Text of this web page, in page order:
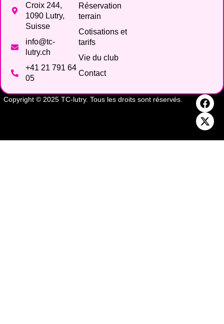
Croix 244,
1090 Lutry,
Suisse
info@tc-
lutry.ch
+41 21 791 64
05
Réservation
terrain
Cotisations et
tarifs
Vie du club
Contact
Copyright © 2025 TC-lutry. Tous les droits sont réservés.